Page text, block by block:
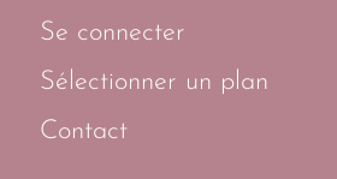
Se connecter
Sélectionner un plan
Contact